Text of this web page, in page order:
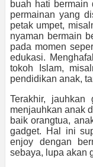
buah hati bermain
permainan yang
petak umpet,
nyaman bermain
pada momen
edukasi.
tokoh Islam,
pendidikan anak,
Terakhir,
menjauhkan anak
baik orangtua,
gadget. Hal ini
enjoy dengan
sebaya, lupa akan